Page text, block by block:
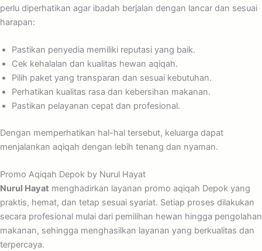
perlu diperhatikan agar ibadah berjalan dengan lancar dan sesuai
harapan:
Pastikan penyedia memiliki reputasi yang baik.
Cek kehalalan dan kualitas hewan aqiqah.
Pilih paket yang transparan dan sesuai kebutuhan.
Perhatikan kualitas rasa dan kebersihan makanan.
Pastikan pelayanan cepat dan profesional.
Dengan memperhatikan hal-hal tersebut, keluarga dapat
menjalankan aqiqah dengan lebih tenang dan nyaman.
Promo Aqiqah Depok by Nurul Hayat
Nurul Hayat menghadirkan layanan promo aqiqah Depok yang
praktis, hemat, dan tetap sesuai syariat. Setiap proses dilakukan
secara profesional mulai dari pemilihan hewan hingga pengolahan
makanan, sehingga menghasilkan layanan yang berkualitas dan
terpercaya.